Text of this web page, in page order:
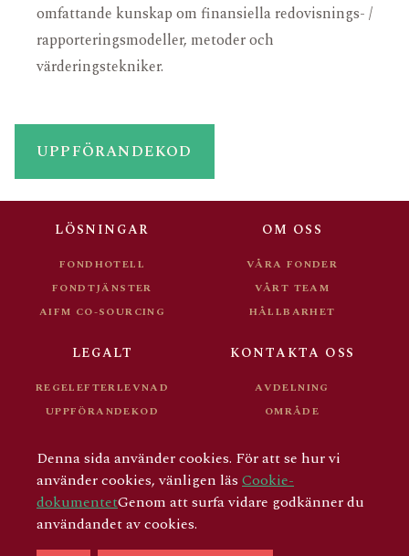
omfattande kunskap om finansiella redovisnings- /
rapporteringsmodeller, metoder och
värderingstekniker.
UPPFÖRANDEKOD
LÖSNINGAR
FONDHOTELL
FONDTJÄNSTER
AIFM CO-SOURCING
OM OSS
VÅRA FONDER
VÅRT TEAM
HÅLLBARHET
LEGALT
REGELEFTERLEVNAD
UPPFÖRANDEKOD
FÖR INVESTERARE
KONTAKTA OSS
AVDELNING
OMRÅDE
Denna sida använder cookies. För att se hur vi
använder cookies, vänligen läs Cookie-
dokumentetGenom att surfa vidare godkänner du
användandet av cookies.